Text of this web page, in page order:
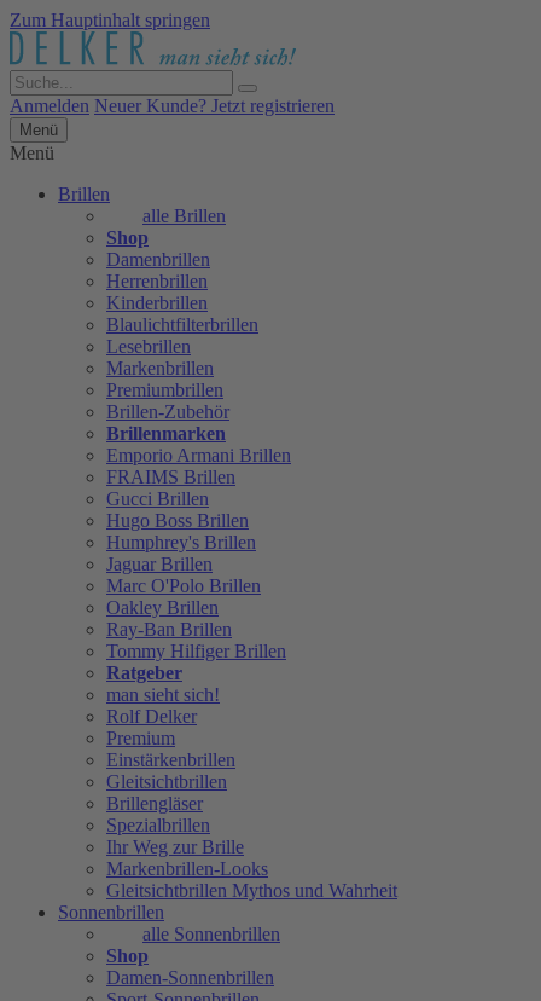
Zum Hauptinhalt springen
Anmelden Neuer Kunde? Jetzt registrieren
Menü
Menü
Brillen
alle Brillen
Shop
Damenbrillen
Herrenbrillen
Kinderbrillen
Blaulichtfilterbrillen
Lesebrillen
Markenbrillen
Premiumbrillen
Brillen-Zubehör
Brillenmarken
Emporio Armani Brillen
FRAIMS Brillen
Gucci Brillen
Hugo Boss Brillen
Humphrey's Brillen
Jaguar Brillen
Marc O'Polo Brillen
Oakley Brillen
Ray-Ban Brillen
Tommy Hilfiger Brillen
Ratgeber
man sieht sich!
Rolf Delker
Premium
Einstärkenbrillen
Gleitsichtbrillen
Brillengläser
Spezialbrillen
Ihr Weg zur Brille
Markenbrillen-Looks
Gleitsichtbrillen Mythos und Wahrheit
Sonnenbrillen
alle Sonnenbrillen
Shop
Damen-Sonnenbrillen